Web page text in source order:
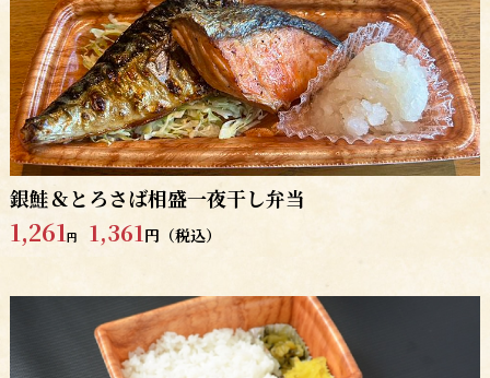
銀鮭＆とろさば相盛一夜干し弁当
1,261円 1,361円（税込）